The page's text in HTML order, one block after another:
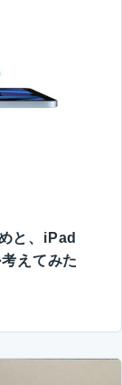
と、iPad
えてみた